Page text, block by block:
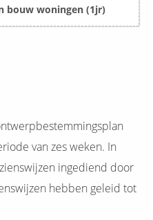
van zes weken. In
ingediend door
hebben geleid tot
bouw woningen (1jr)